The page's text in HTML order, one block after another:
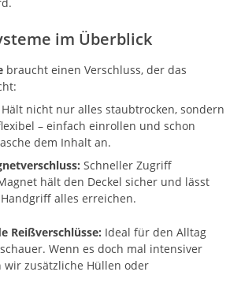
im Überblick
braucht einen Verschluss, der das
Hält nicht nur alles staubtrocken, sondern
– einfach einrollen und schon
dem Inhalt an.
Schneller Zugriff
hält den Deckel sicher und lässt
alles erreichen.
Reißverschlüsse: Ideal für den Alltag
Wenn es doch mal intensiver
wir zusätzliche Hüllen oder